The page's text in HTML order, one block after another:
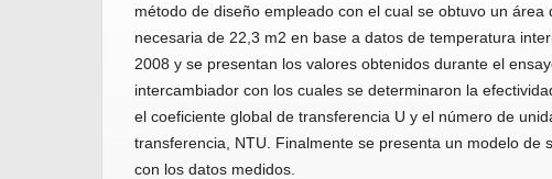
método de diseño empleado con el cual se obtuvo un área
necesaria de 22,3 m2 en base a datos de temperatura
2008 y se presentan los valores obtenidos durante el
intercambiador con los cuales se determinaron la
el coeficiente global de transferencia U y el número de
transferencia, NTU. Finalmente se presenta un modelo de
con los datos medidos.